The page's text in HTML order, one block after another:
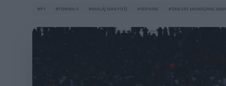
#F1 #FORMA-1 #MALÁJ NAGYDÍJ #SEPANG #TAN SRI MOKHZANI